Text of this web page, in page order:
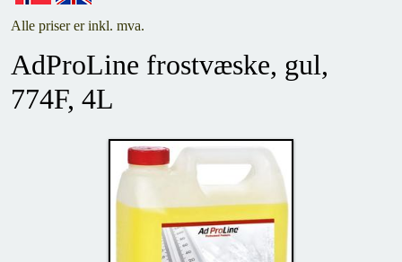
Alle priser er inkl. mva.
AdProLine frostvæske, gul,
774F, 4L